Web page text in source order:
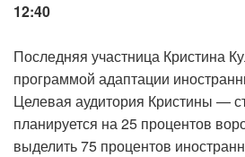
12:40
Последняя участница Кристина
программой адаптации
Целевая аудитория Кристины —
планируется на 25 процентов
выделить 75 процентов